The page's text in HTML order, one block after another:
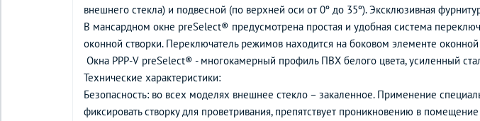
внешнего стекла) и подвесной (по верхней оси от 0º до 35º). Эксклюзивная
В мансардном окне preSelect® предусмотрена простая и удобная система
оконной створки. Переключатель режимов находится на боковом элементе
Окна PPP-V preSelect® - многокамерный профиль ПВХ белого цвета, усиленный
Технические характеристики:
Безопасность: во всех моделях внешнее стекло – закаленное. Применение
фиксировать створку для проветривания, препятствует проникновению в